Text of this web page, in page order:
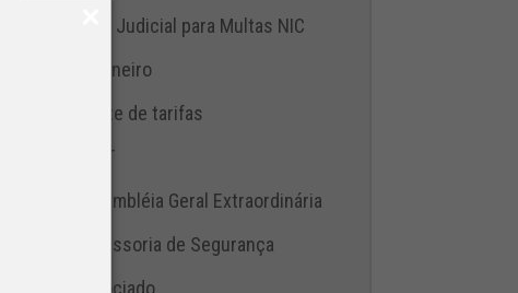
Ação Judicial para Multas NIC
Aduaneiro
Ajuste de tarifas
ANTT
Assembléia Geral Extraordinária
Assessoria de Segurança